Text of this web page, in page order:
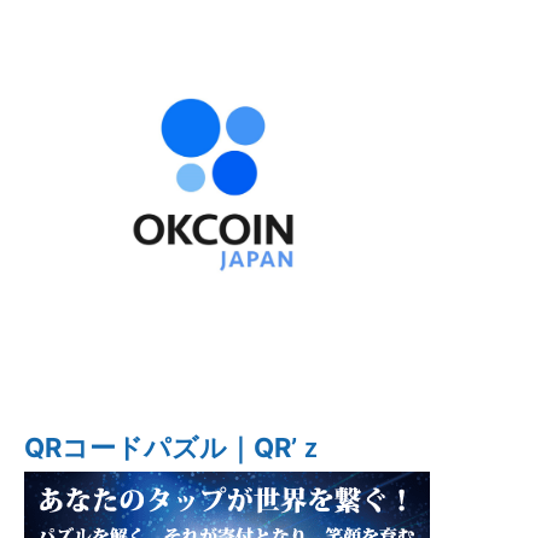
QRコードパズル｜QR’ｚ